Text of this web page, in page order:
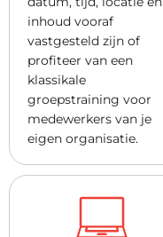
inhoud vooraf
vastgesteld zijn of
profiteer van een
klassikale
groepstraining voor
medewerkers van je
eigen organisatie.